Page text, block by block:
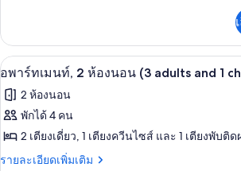
เม
นท์,
2
ห้อง
นอน
(2
เกี่ยว
กับ
อ
ท
เม
2
ห้อง
เปิด
ภาพถ่าย
ทั้งหมด
ของ
อ
ผ้านวมขนเ
6
อพาร์ทเมนท์, 2 ห้องนอน (3 adults and 1
2 ห้องนอน
พักได้ 4 คน
2 เตียงเดี่ยว, 1 เตียงควีนไซส์ และ 1 เตียงพับ
รายละเอียดเพิ่มเติม
ราย